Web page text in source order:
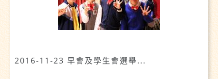
2016-11-23 早會及學生會選舉...